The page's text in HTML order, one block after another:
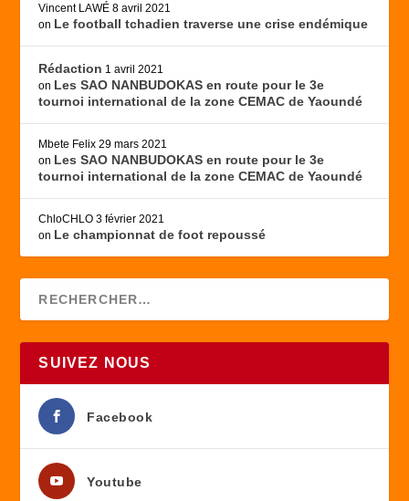
Vincent LAWÉ 8 avril 2021
on Le football tchadien traverse une crise endémique
Rédaction 1 avril 2021
on Les SAO NANBUDOKAS en route pour le 3e
tournoi international de la zone CEMAC de Yaoundé
Mbete Felix 29 mars 2021
on Les SAO NANBUDOKAS en route pour le 3e
tournoi international de la zone CEMAC de Yaoundé
ChloCHLO 3 février 2021
on Le championnat de foot repoussé
SUIVEZ NOUS
Facebook
Youtube